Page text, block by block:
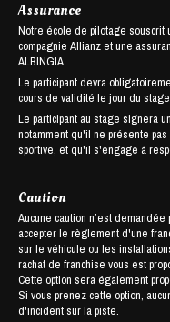
Assurance
Notre école de pilotage
compagnie Allianz et une
ALBINGIA.
Le participant devra
cours de validité le jour du
Le participant au stage signera
notamment qu'il ne présente
sportive, et qu'il s'engage à
Caution
Aucune caution n’est
accepter le règlement d'une
sur le véhicule ou les
rachat de franchise vous est
Cette option sera également
Si vous prenez cette option,
d'incident sur la piste.